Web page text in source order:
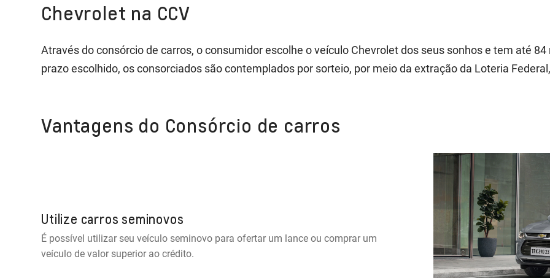
Chevrolet na CCV
Através do consórcio de carros, o consumidor escolhe o veículo Chevrolet dos seus sonhos e tem até
prazo escolhido, os consorciados são contemplados por sorteio, por meio da extração da Loteria
Vantagens do Consórcio de carros
Utilize carros seminovos
É possível utilizar seu veículo seminovo para ofertar um lance ou comprar um
veículo de valor superior ao crédito.